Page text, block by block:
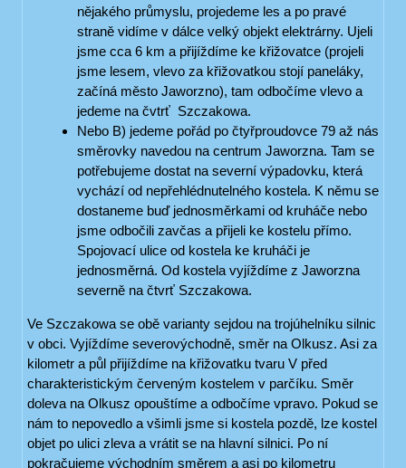
nějakého průmyslu, projedeme les a po pravé
straně vidíme v dálce velký objekt elektrárny. Ujeli
jsme cca 6 km a přijíždíme ke křižovatce (projeli
jsme lesem, vlevo za křižovatkou stojí paneláky,
začíná město Jaworzno), tam odbočíme vlevo a
jedeme na čvtrť Szczakowa.
Nebo B) jedeme pořád po čtyřproudovce 79 až nás
směrovky navedou na centrum Jaworzna. Tam se
potřebujeme dostat na severní výpadovku, která
vychází od nepřehlédnutelného kostela. K němu se
dostaneme buď jednosměrkami od kruháče nebo
jsme odbočili zavčas a přijeli ke kostelu přímo.
Spojovací ulice od kostela ke kruháči je
jednosměrná. Od kostela vyjíždíme z Jaworzna
severně na čtvrť Szczakowa.
Ve Szczakowa se obě varianty sejdou na trojúhelníku silnic
v obci. Vyjíždíme severovýchodně, směr na Olkusz. Asi za
kilometr a půl přijíždíme na křižovatku tvaru V před
charakteristickým červeným kostelem v parčíku. Směr
doleva na Olkusz opouštíme a odbočíme vpravo. Pokud se
nám to nepovedlo a všimli jsme si kostela pozdě, lze kostel
objet po ulici zleva a vrátit se na hlavní silnici. Po ní
pokračujeme východním směrem a asi po kilometru